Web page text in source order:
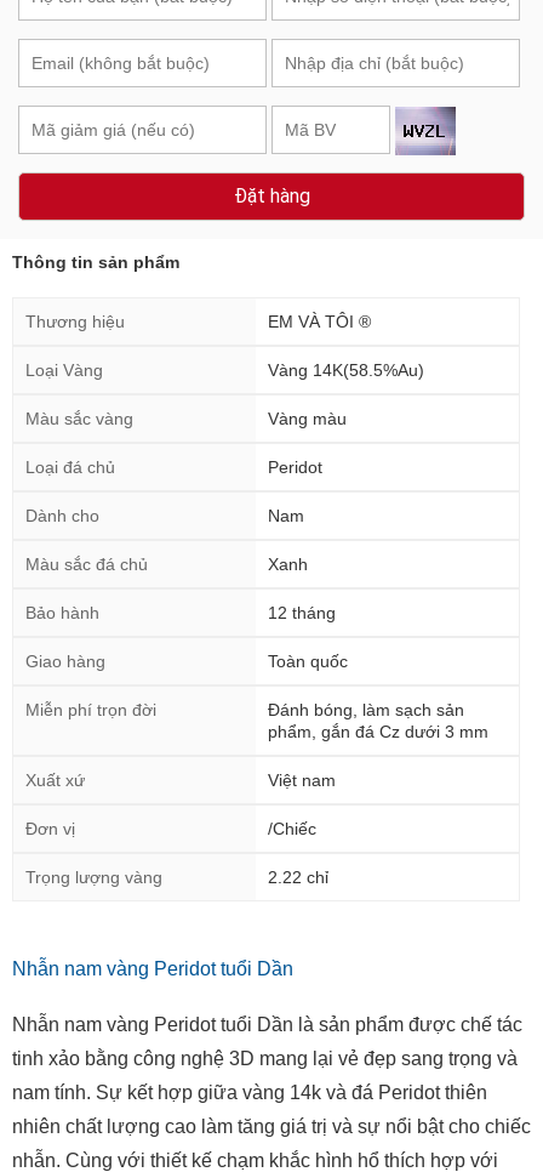
Đặt hàng
Thông tin sản phẩm
Thương hiệu EM VÀ TÔI ®
Loại Vàng Vàng 14K(58.5%Au)
Màu sắc vàng Vàng màu
Loại đá chủ Peridot
Dành cho Nam
Màu sắc đá chủ Xanh
Bảo hành 12 tháng
Giao hàng Toàn quốc
Miễn phí trọn đời
Đánh bóng, làm sạch sản
phẩm, gắn đá Cz dưới 3 mm
Xuất xứ Việt nam
Đơn vị /Chiếc
Trọng lượng vàng 2.22 chỉ
Nhẫn nam vàng Peridot tuổi Dần
Nhẫn nam vàng Peridot tuổi Dần là sản phẩm được chế tác
tinh xảo bằng công nghệ 3D mang lại vẻ đẹp sang trọng và
nam tính. Sự kết hợp giữa vàng 14k và đá Peridot thiên
nhiên chất lượng cao làm tăng giá trị và sự nổi bật cho chiếc
nhẫn. Cùng với thiết kế chạm khắc hình hổ thích hợp với